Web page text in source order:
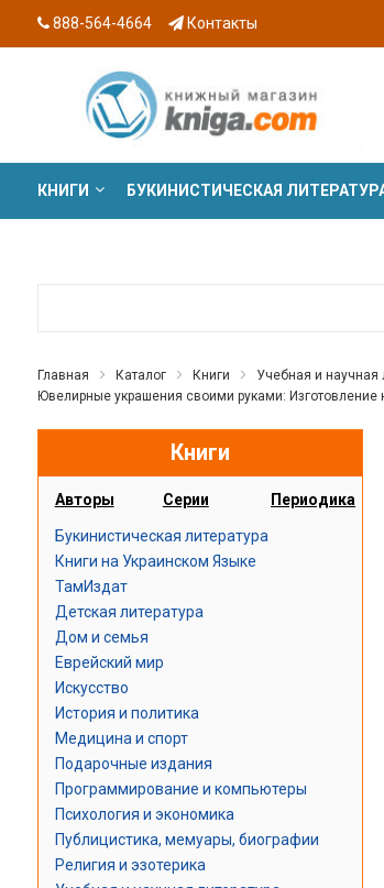
888-564-4664 Контакты
КНИГИ БУКИНИСТИЧЕСКАЯ
Главная Каталог Книги Учебная и научная
Ювелирные украшения своими руками:
Книги
Авторы Серии Периодика
Букинистическая литература
Книги на Украинском Языке
ТамИздат
Детская литература
Дом и семья
Еврейский мир
Искусство
История и политика
Медицина и спорт
Подарочные издания
Программирование и компьютеры
Психология и экономика
Публицистика, мемуары, биографии
Религия и эзотерика